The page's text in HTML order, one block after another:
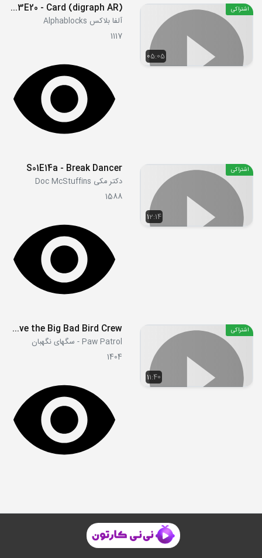
05:05
اشتراکی S03E20 - Card (digraph AR)
آلفا بلاکس Alphablocks
1117
12:14
اشتراکی S01E14a - Break Dancer
دکتر مکی Doc McStuffins
1588
11:40
اشتراکی S07E10a - Pups Save the Big Bad Bird Crew
Paw Patrol - سگهای نگهبان
1404